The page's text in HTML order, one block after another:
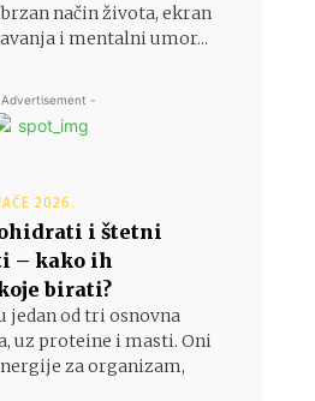
način života, ekran
i mentalni umor...
-
2026.
i štetni
– kako ih
birati?
od tri osnovna
uz proteine i masti. Oni
za organizam,